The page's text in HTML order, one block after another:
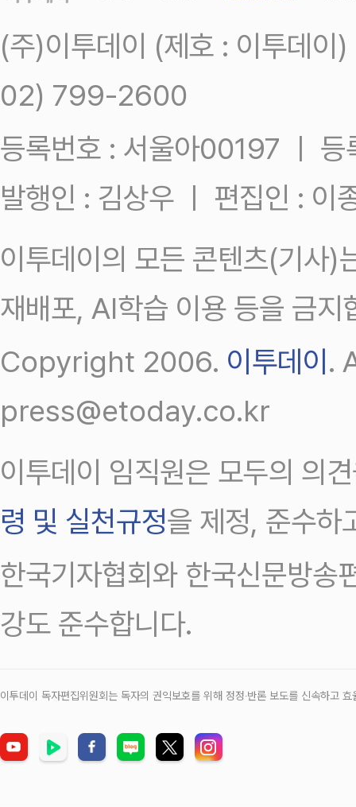
(주)이투데이 (제호 : 이투데
02) 799-2600
등록번호 : 서울아00197 ㅣ
발행인 : 김상우 ㅣ 편집인 : 이
이투데이의 모든 콘텐츠(기사)
재배포, AI학습 이용 등을 금지
Copyright 2006. 이투데이.
press@etoday.co.kr
이투데이 임직원은 모두의 의
령 및 실천규정을 제정, 준수하
한국기자협회와 한국신문방송
강도 준수합니다.
이투데이 독자편집위원회는 독자의 권익보호를 위해 정정‧반론 보도를 신속하고